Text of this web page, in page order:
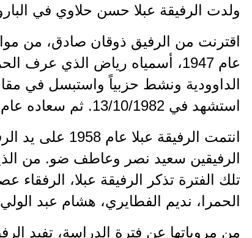
ولدت الرفيقة عبلا حسن حلاوي في الباروك
عام 1947، أسمياه رياض الذي
الداوودية ونشط حزبياً واستبسل في
استشهد في 13/10/1982. ثم سعاده عام 1950، فـ ليلى، ثم جهاد وغاده.
الرفيقين سعيد نصر وعاطف ضو. من
تلك الفترة تذكر الرفيقة عبلا،
الحمرا، نديم الفطايري، هشام عبد
من مروياتها عن فترة الدراسة، تفيد